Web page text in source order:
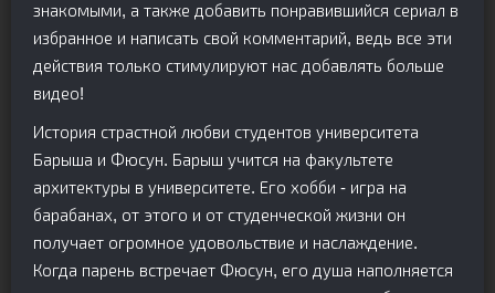
знакомыми, а также добавить понравившийся сериал в
избранное и написать свой комментарий, ведь все эти
действия только стимулируют нас добавлять больше
видео!
История страстной любви студентов университета
Барыша и Фюсун. Барыш учится на факультете
архитектуры в университете. Его хобби - игра на
барабанах, от этого и от студенческой жизни он
получает огромное удовольствие и наслаждение.
Когда парень встречает Фюсун, его душа наполняется